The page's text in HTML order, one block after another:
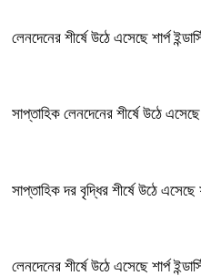
লেনদেনের শীর্ষে উঠে এসেছে শার্প
সাপ্তাহিক লেনদেনের শীর্ষে উঠে
সাপ্তাহিক দর বৃদ্ধির শীর্ষে উঠে
লেনদেনের শীর্ষে উঠে এসেছে শার্প